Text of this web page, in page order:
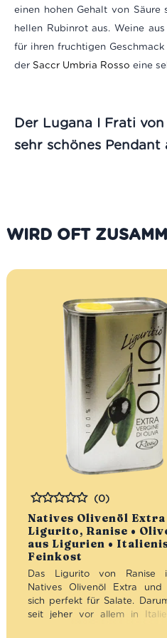
einen hohen Gehalt von Säure
hellen Rubinrot aus. Weine
für ihren fruchtigen
der Saccr Umbria Rosso eine
Der Lugana I Frati
sehr schönes
WIRD OFT
Natives Olivenöl Extra
Ligurito, Ranise •
aus Ligurien •
Feinkost
Bewertet
(0)
Das Ligurito von Ranise
Natives Olivenöl Extra und
sich perfekt für Salate.
seit jeher vor allem in